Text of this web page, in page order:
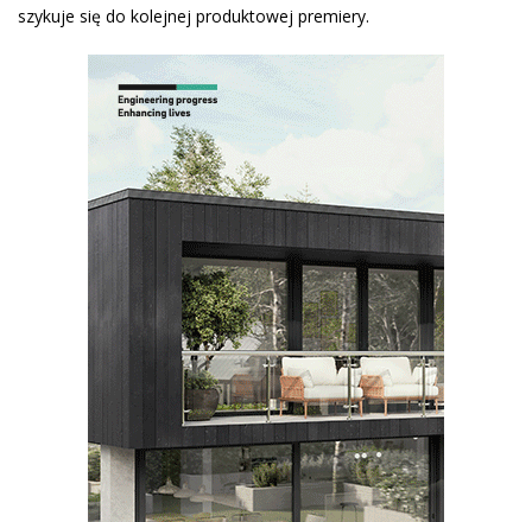
szykuje się do kolejnej produktowej premiery.